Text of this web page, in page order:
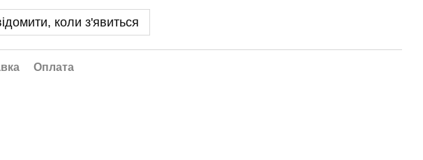
коли з'явиться
Оплата